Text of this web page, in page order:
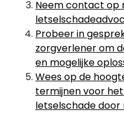
Neem contact op
Probeer in
zorgverlener om
en mogelijke
Wees op de
termijnen voor
letselschade door